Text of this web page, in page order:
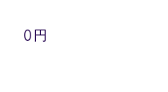
0 円